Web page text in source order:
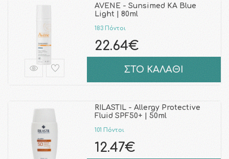
AVENE - Sunsimed KA Blue
Light | 80ml
183 Πόντοι
22.64€
ΣΤΟ ΚΑΛΑΘΙ
RILASTIL - Allergy Protective
Fluid SPF50+ | 50ml
101 Πόντοι
12.47€